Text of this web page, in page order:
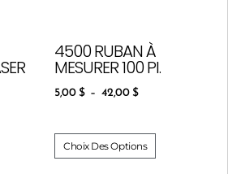
4500 RUBAN À
MESURER 100 PI.
5,00 $ – 42,00 $
Choix Des Options